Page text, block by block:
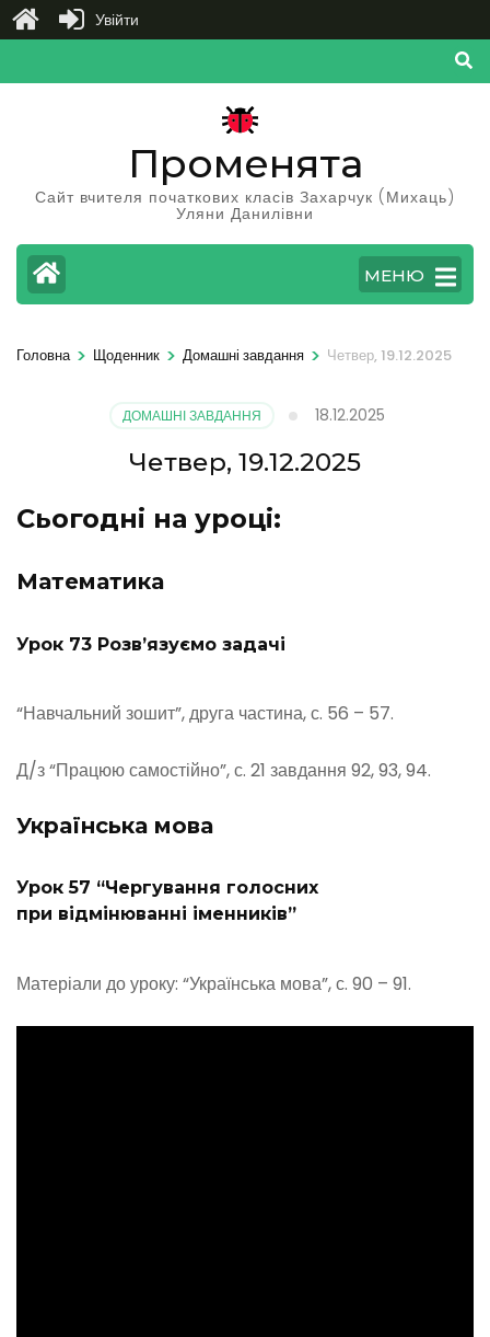
до
Променята
Сайт вчителя початкових класів Захарчук (Михаць)
Уляни Данилівни
МЕНЮ
Головна > Щоденник > Домашні завдання > Четвер, 19.12.2025
ДОМАШНІ ЗАВДАННЯ 18.12.2025
Четвер, 19.12.2025
Сьогодні на уроці:
Математика
Урок 73 Розв’язуємо задачі
“Навчальний зошит”, друга частина, с. 56 – 57.
Д/з “Працюю самостійно”, с. 21 завдання 92, 93, 94.
Українська мова
Урок 57 “Чергування голосних
при відмінюванні іменників”
Матеріали до уроку: “Українська мова”, с. 90 – 91.
Увійти